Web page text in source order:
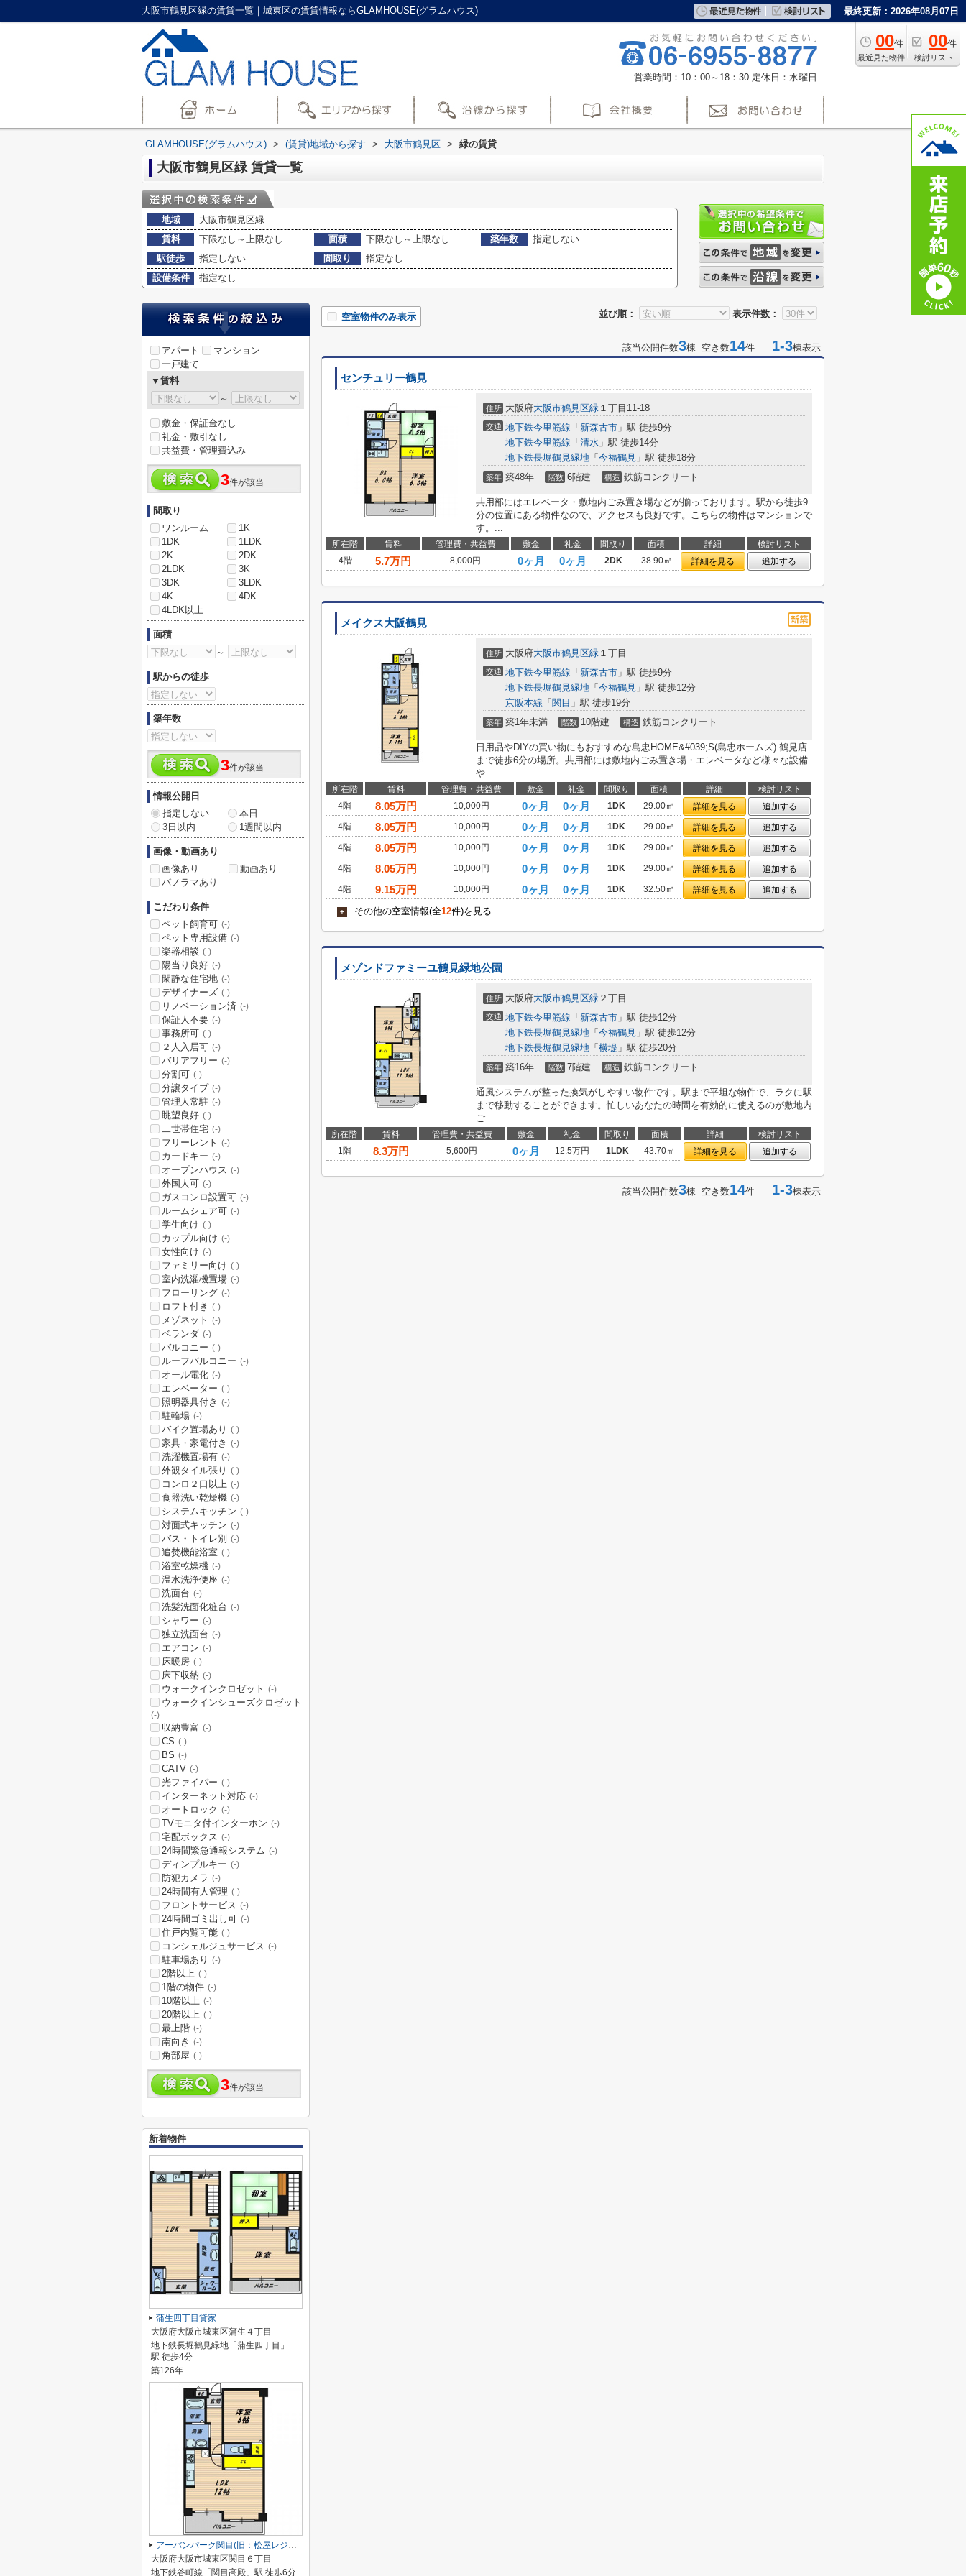
大阪市鶴見区緑の賃貸一覧｜城東区の賃貸情報ならGLAMHOUSE(グラムハウス) 最終更新：2026年08月07日
00件
最近見た物件
00件
検討リスト
営業時間：10：00～18：30 定休日：水曜日
GLAMHOUSE(グラムハウス) > (賃貸)地域から探す > 大阪市鶴見区 > 緑の賃貸
大阪市鶴見区緑 賃貸一覧
地域
大阪市鶴見区緑
賃料
下限なし～上限なし 面積 下限なし～上限なし 築年数
指定しない
駅徒歩
指定しない 間取り
指定なし
設備条件
指定なし
並び順： 表示件数：
空室物件のみ表示
該当公開件数3棟 空き数14件 1-3棟表示
センチュリー鶴見
住所 大阪府大阪市鶴見区緑 １丁目11-18
交通 地下鉄今里筋線 「 新森古市 」駅 徒歩9分
地下鉄今里筋線 「 清水 」駅 徒歩14分
地下鉄長堀鶴見緑地 「 今福鶴見 」駅 徒歩18分
築年 築48年 階数 6階建 構造 鉄筋コンクリート
共用部にはエレベータ・敷地内ごみ置き場などが揃っております。駅から徒歩9
分の位置にある物件なので、アクセスも良好です。こちらの物件はマンションで
す。...
所在階 賃料 管理費・共益費 敷金 礼金 間取り 面積 詳細
検討リスト
4階
5.7万円 8,000円 0ヶ月 0ヶ月 2DK 38.90㎡ 詳細を見る 追加する
メイクス大阪鶴見
住所 大阪府大阪市鶴見区緑 １丁目
交通 地下鉄今里筋線 「 新森古市 」駅 徒歩9分
地下鉄長堀鶴見緑地 「 今福鶴見 」駅 徒歩12分
京阪本線 「 関目 」駅 徒歩19分
築年 築1年未満 階数 10階建 構造 鉄筋コンクリート
日用品やDIYの買い物にもおすすめな島忠HOME&#039;S(島忠ホームズ) 鶴見店
まで徒歩6分の場所。共用部には敷地内ごみ置き場・エレベータなど様々な設備
や...
所在階 賃料 管理費・共益費 敷金 礼金 間取り 面積 詳細
検討リスト
4階
8.05万円 10,000円 0ヶ月 0ヶ月 1DK 29.00㎡ 詳細を見る
追加する
4階
8.05万円 10,000円 0ヶ月 0ヶ月 1DK 29.00㎡ 詳細を見る
追加する
4階
8.05万円 10,000円 0ヶ月 0ヶ月 1DK 29.00㎡ 詳細を見る
追加する
4階
8.05万円 10,000円 0ヶ月 0ヶ月 1DK 29.00㎡ 詳細を見る
追加する
4階
9.15万円 10,000円 0ヶ月 0ヶ月 1DK 32.50㎡ 詳細を見る 追加する
+ その他の空室情報(全12件)を見る
メゾンドファミーユ鶴見緑地公園
住所 大阪府大阪市鶴見区緑 ２丁目
交通 地下鉄今里筋線 「 新森古市 」駅 徒歩12分
地下鉄長堀鶴見緑地 「 今福鶴見 」駅 徒歩12分
地下鉄長堀鶴見緑地 「 横堤 」駅 徒歩20分
築年 築16年 階数 7階建 構造 鉄筋コンクリート
通風システムが整った換気がしやすい物件です。駅まで平坦な物件で、ラクに駅
まで移動することができます。忙しいあなたの時間を有効的に使えるのが敷地内
ご...
所在階 賃料 管理費・共益費 敷金 礼金 間取り 面積 詳細
検討リスト
1階
8.3万円 5,600円 0ヶ月 12.5万円 1LDK 43.70㎡ 詳細を見る 追加する
該当公開件数3棟 空き数14件 1-3棟表示
アパート
マンション
一戸建て
▼賃料
～
敷金・保証金なし
礼金・敷引なし
共益費・管理費込み
3件が該当
間取り
ワンルーム
1K
1DK
1LDK
2K
2DK
2LDK
3K
3DK
3LDK
4K
4DK
4LDK以上
面積
～
駅からの徒歩
築年数
3件が該当
情報公開日
指定しない
本日
3日以内
1週間以内
画像・動画あり
画像あり
動画あり
パノラマあり
こだわり条件
ペット飼育可 (-)
ペット専用設備 (-)
楽器相談 (-)
陽当り良好 (-)
閑静な住宅地 (-)
デザイナーズ (-)
リノベーション済 (-)
保証人不要 (-)
事務所可 (-)
２人入居可 (-)
バリアフリー (-)
分割可 (-)
分譲タイプ (-)
管理人常駐 (-)
眺望良好 (-)
二世帯住宅 (-)
フリーレント (-)
カードキー (-)
オープンハウス (-)
外国人可 (-)
ガスコンロ設置可 (-)
ルームシェア可 (-)
学生向け (-)
カップル向け (-)
女性向け (-)
ファミリー向け (-)
室内洗濯機置場 (-)
フローリング (-)
ロフト付き (-)
メゾネット (-)
ベランダ (-)
バルコニー (-)
ルーフバルコニー (-)
オール電化 (-)
エレベーター (-)
照明器具付き (-)
駐輪場 (-)
バイク置場あり (-)
家具・家電付き (-)
洗濯機置場有 (-)
外観タイル張り (-)
コンロ２口以上 (-)
食器洗い乾燥機 (-)
システムキッチン (-)
対面式キッチン (-)
バス・トイレ別 (-)
追焚機能浴室 (-)
浴室乾燥機 (-)
温水洗浄便座 (-)
洗面台 (-)
洗髪洗面化粧台 (-)
シャワー (-)
独立洗面台 (-)
エアコン (-)
床暖房 (-)
床下収納 (-)
ウォークインクロゼット (-)
ウォークインシューズクロゼット
(-)
収納豊富 (-)
CS (-)
BS (-)
CATV (-)
光ファイバー (-)
インターネット対応 (-)
オートロック (-)
TVモニタ付インターホン (-)
宅配ボックス (-)
24時間緊急通報システム (-)
ディンプルキー (-)
防犯カメラ (-)
24時間有人管理 (-)
フロントサービス (-)
24時間ゴミ出し可 (-)
住戸内覧可能 (-)
コンシェルジュサービス (-)
駐車場あり (-)
2階以上 (-)
1階の物件 (-)
10階以上 (-)
20階以上 (-)
最上階 (-)
南向き (-)
角部屋 (-)
3件が該当
新着物件
蒲生四丁目貸家
大阪府大阪市城東区蒲生４丁目
地下鉄長堀鶴見緑地「蒲生四丁目」
駅 徒歩4分
築126年
アーバンパーク関目(旧：松屋レジデンス関目)
大阪府大阪市城東区関目６丁目
地下鉄谷町線「関目高殿」駅 徒歩6分